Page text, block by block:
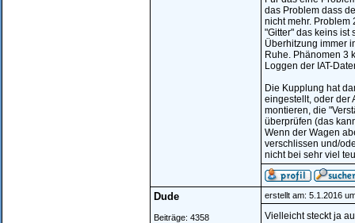
das Problem dass
nicht mehr. Problem
"Gitter" das keins ist
Überhitzung immer
Ruhe. Phänomen 3
Loggen der IAT-
Die Kupplung hat
eingestellt, oder der
montieren, die
überprüfen (das
Wenn der Wagen
verschlissen und/
nicht bei sehr viel
Dude
Beiträge: 4358
erstellt am: 5.1.2016
Vielleicht steckt ja